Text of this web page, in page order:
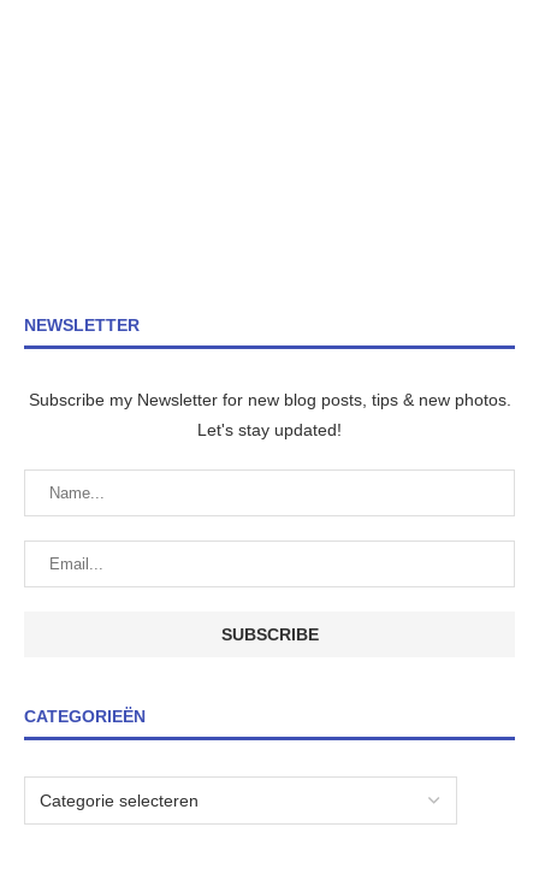
NEWSLETTER
Subscribe my Newsletter for new blog posts, tips & new photos.
Let's stay updated!
CATEGORIEËN